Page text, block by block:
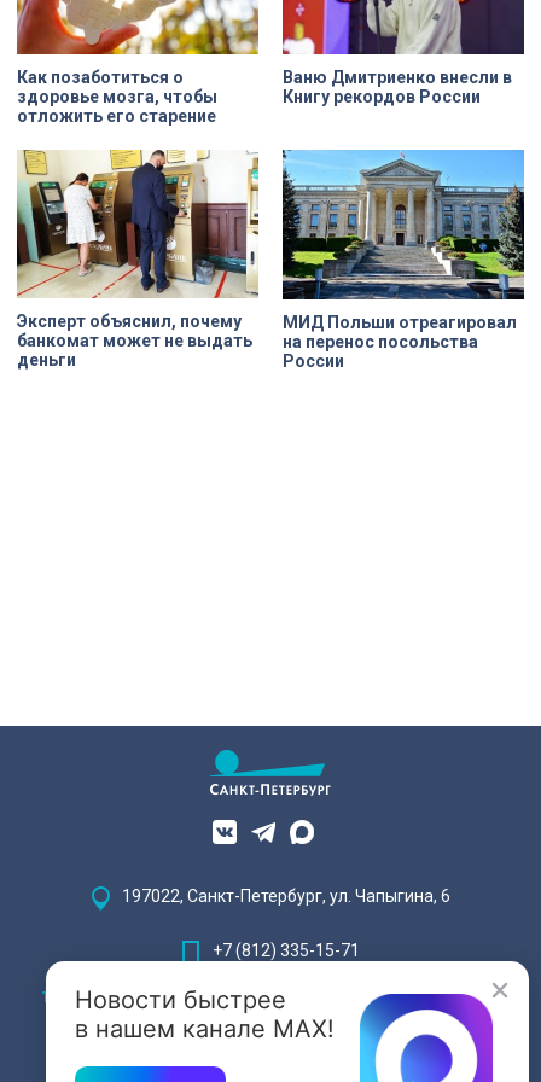
Как позаботиться о
здоровье мозга, чтобы
отложить его старение
Ваню Дмитриенко внесли в
Книгу рекордов России
Эксперт oбъяснил, почему
банкомат может не выдать
деньги
МИД Польши отреагировал
на перенос посольства
России
Новости быстрее
в нашем канале MAX!
197022, Санкт-Петербург, ул. Чапыгина, 6
+7 (812) 335-15-71
Внимание! Отдельные видеоматериалы, размещенные на настоящем
сайте, могут содержать информацию, предназначенную для лиц,
достигших 18 лет.